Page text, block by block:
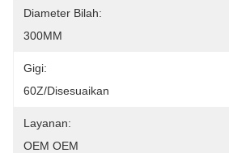
Diameter Bilah:
300MM
Gigi:
60Z/disesuaikan
Layanan:
OEM OEM